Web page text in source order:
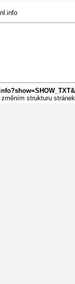
strukturu stránek